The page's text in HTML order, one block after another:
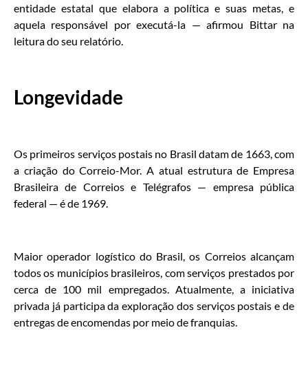
entidade estatal que elabora a política e suas metas, e
aquela responsável por executá-la — afirmou Bittar na
leitura do seu relatório.
Longevidade
Os primeiros serviços postais no Brasil datam de 1663, com
a criação do Correio-Mor. A atual estrutura de Empresa
Brasileira de Correios e Telégrafos — empresa pública
federal — é de 1969.
Maior operador logístico do Brasil, os Correios alcançam
todos os municípios brasileiros, com serviços prestados por
cerca de 100 mil empregados. Atualmente, a iniciativa
privada já participa da exploração dos serviços postais e de
entregas de encomendas por meio de franquias.